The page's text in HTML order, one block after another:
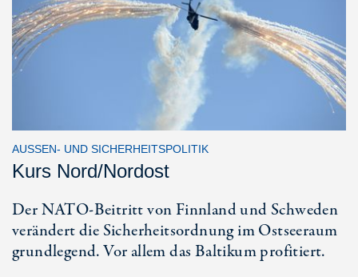
AUSSEN- UND SICHERHEITSPOLITIK
Kurs Nord/Nordost
Der NATO-Beitritt von Finnland und Schweden
verändert die Sicherheitsordnung im Ostseeraum
grundlegend. Vor allem das Baltikum profitiert.